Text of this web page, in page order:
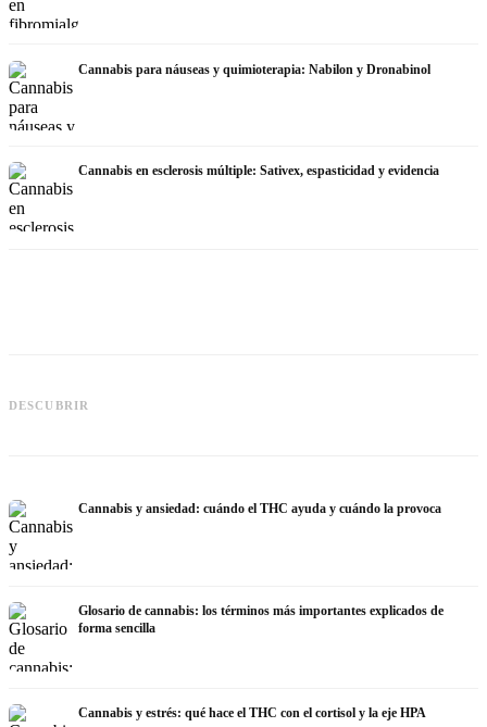
Cannabis para náuseas y quimioterapia: Nabilon y Dronabinol
Cannabis en esclerosis múltiple: Sativex, espasticidad y evidencia
DESCUBRIR
Cannabis y epilepsia: CBD, Epidiolex
y el estado actual de la investigación
Cannabis y ansiedad: cuándo el THC ayuda y cuándo la provoca
Glosario de cannabis: los términos más importantes explicados de
forma sencilla
Cannabis y estrés: qué hace el THC con el cortisol y la eje HPA